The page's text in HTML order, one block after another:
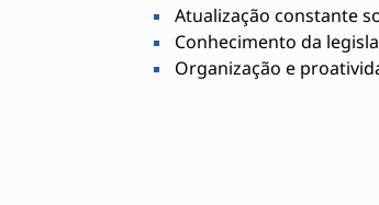
Atualização constante
Conhecimento da
Organização e